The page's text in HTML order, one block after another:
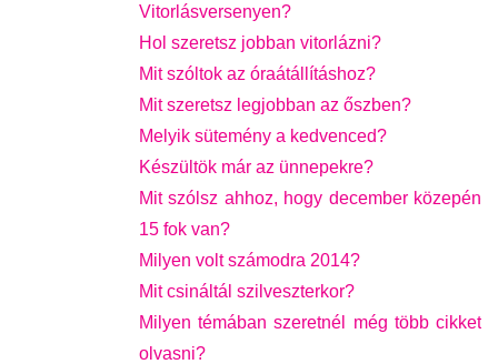
Vitorlásversenyen?
Hol szeretsz jobban vitorlázni?
Mit szóltok az óraátállításhoz?
Mit szeretsz legjobban az őszben?
Melyik sütemény a kedvenced?
Készültök már az ünnepekre?
Mit szólsz ahhoz, hogy december közepén
15 fok van?
Milyen volt számodra 2014?
Mit csináltál szilveszterkor?
Milyen témában szeretnél még több cikket
olvasni?